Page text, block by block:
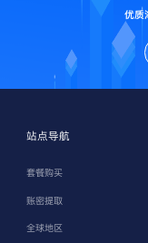
优质
站点导航
套餐购买
账密提取
全球地区